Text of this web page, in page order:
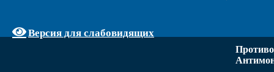
Версия для слабовидящих